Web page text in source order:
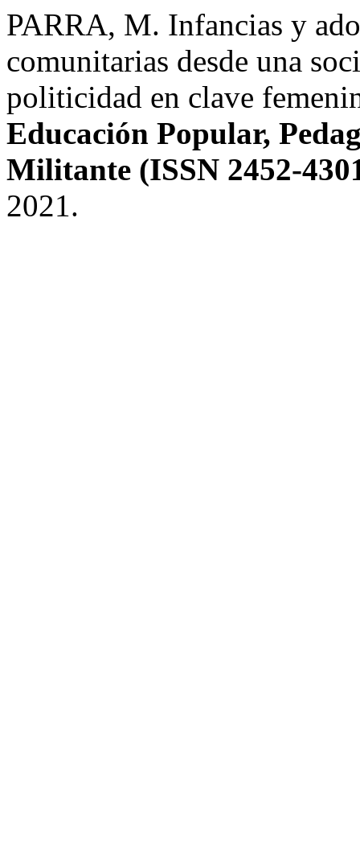
PARRA, M. Infancias y
comunitarias desde una
politicidad en clave
Educación Popular,
Militante (ISSN 2452-
2021.